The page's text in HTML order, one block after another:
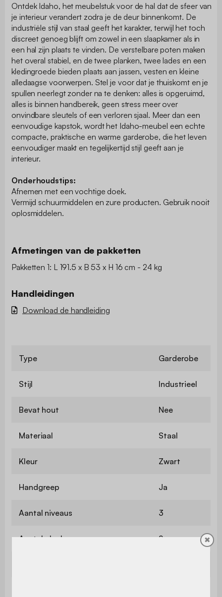
Ontdek Idaho, het meubelstuk voor de hal dat de sfeer van
je interieur verandert zodra je de deur binnenkomt. De
industriële stijl van staal geeft het karakter, terwijl het toch
discreet genoeg blijft om zowel in een slaapkamer als in
een hal zijn plaats te vinden. De verstelbare poten maken
het overal stabiel, en de twee planken, twee lades en een
kledingroede bieden plaats aan jassen, vesten en kleine
alledaagse voorwerpen. Stel je voor dat je thuiskomt en je
spullen neerlegt zonder na te denken: alles is opgeruimd,
alles is binnen handbereik, geen stress meer over
onvindbare sleutels of een verloren sjaal. Meer dan een
eenvoudige kapstok, wordt het Idaho-meubel een echte
compacte, praktische en warme garderobe, die het leven
eenvoudiger maakt en tegelijkertijd stijl geeft aan je
interieur.
Onderhoudstips:
Afnemen met een vochtige doek.
Vermijd schuurmiddelen en zure producten. Gebruik nooit
oplosmiddelen.
Afmetingen van de pakketten
Pakketten 1: L 191.5 x B 53 x H 16 cm - 24 kg
Handleidingen
Download de handleiding
Type Garderobe
Stijl Industrieel
Bevat hout Nee
Materiaal Staal
Kleur Zwart
Handgreep Ja
Aantal niveaus 3
Aantal planken 2 ✖